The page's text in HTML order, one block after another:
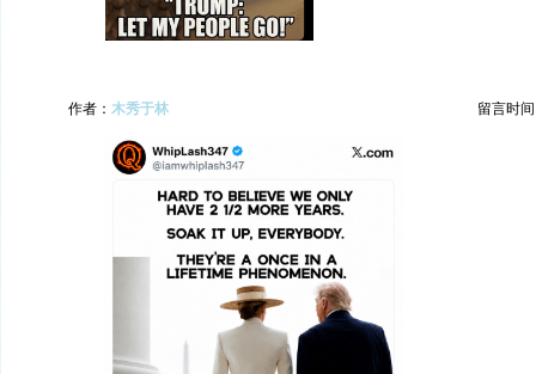
作者： 木秀于林 留言时间